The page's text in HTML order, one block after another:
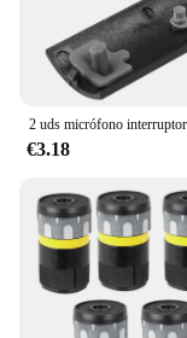
in audio
microphone;
quality and
legacy of
€3.18